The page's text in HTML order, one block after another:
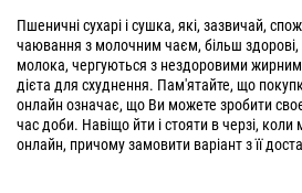
Пшеничні сухарі і сушка, які, зазвичай,
чаювання з молочним чаєм, більш здорові,
молока, чергуються з нездоровими
дієта для схуднення. Пам'ятайте, що
онлайн означає, що Ви можете зробити
час доби. Навіщо йти і стояти в черзі,
онлайн, причому замовити варіант з її